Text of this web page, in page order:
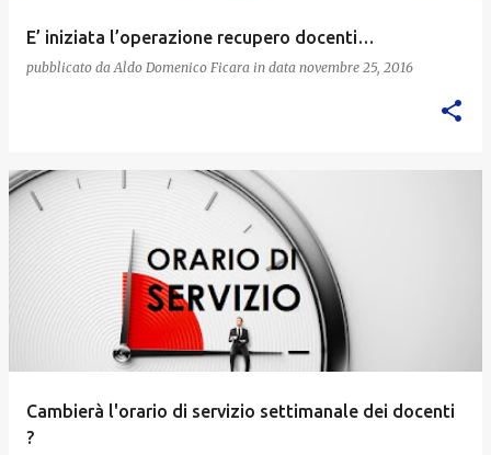
E’ iniziata l’operazione recupero docenti…
pubblicato da Aldo Domenico Ficara in data novembre 25, 2016
Cambierà l'orario di servizio settimanale dei docenti
?